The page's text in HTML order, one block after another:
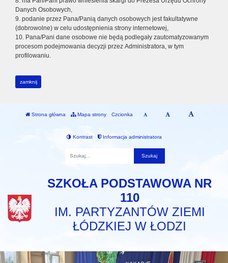
Danych Osobowych,
9. podanie przez Pana/Panią danych osobowych jest fakultatywne
(dobrowolne) w celu udostępnienia strony internetowej,
10. Pana/Pani dane osobowe nie będą podlegały zautomatyzowanym
procesom podejmowania decyzji przez Administratora, w tym
profilowaniu.
zamknij
Strona główna Mapa strony Czcionka
Kontrast Informacja administratora
SZKOŁA PODSTAWOWA NR
110
IM. PARTYZANTÓW ZIEMI
ŁÓDZKIEJ W ŁODZI